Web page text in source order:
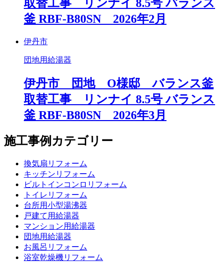
取替工事 リンナイ 8.5号 バランス
釜 RBF-B80SN 2026年2月
伊丹市
団地用給湯器
伊丹市 団地 O様邸 バランス釜
取替工事 リンナイ 8.5号 バランス
釜 RBF-B80SN 2026年3月
施工事例カテゴリー
換気扇リフォーム
キッチンリフォーム
ビルトインコンロリフォーム
トイレリフォーム
台所用小型湯沸器
戸建て用給湯器
マンション用給湯器
団地用給湯器
お風呂リフォーム
浴室乾燥機リフォーム